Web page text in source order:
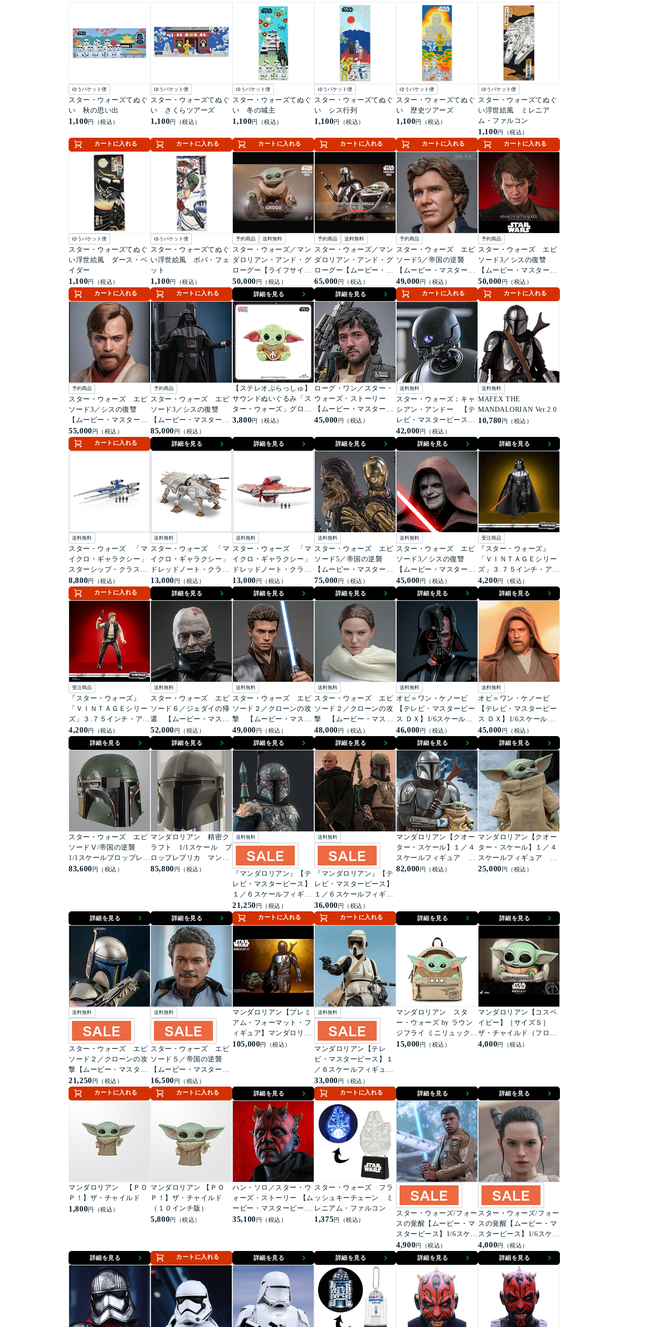
ゆうパケット便
スター・ウォーズてぬぐ
い 秋の思い出
1,100円（税込）
カートに入れる
ゆうパケット便
スター・ウォーズてぬぐ
い さくらツアーズ
1,100円（税込）
カートに入れる
ゆうパケット便
スター・ウォーズてぬぐ
い 冬の城主
1,100円（税込）
カートに入れる
ゆうパケット便
スター・ウォーズてぬぐ
い シス行列
1,100円（税込）
カートに入れる
ゆうパケット便
スター・ウォーズてぬぐ
い 歴史ツアーズ
1,100円（税込）
カートに入れる
ゆうパケット便
スター・ウォーズてぬぐ
い浮世絵風 ミレニア
ム・ファルコン
1,100円（税込）
カートに入れる
ゆうパケット便
スター・ウォーズてぬぐ
い浮世絵風 ダース・ベ
イダー
1,100円（税込）
カートに入れる
ゆうパケット便
スター・ウォーズてぬぐ
い浮世絵風 ボバ・フェ
ット
1,100円（税込）
カートに入れる
予約商品 送料無料
スター・ウォーズ／マン
ダロリアン・アンド・グ
ローグー【ライフサイ
ズ・マスターピース】1/1
スケールフィギュア グ
ローグー
50,000 円（税込）
詳細を見る
予約商品 送料無料
スター・ウォーズ／マン
ダロリアン・アンド・グ
ローグー【ムービー・マ
スターピース】1/6スケー
ルフィギュア マンダロ
リアン＆グローグー（デ
ラックス版）
65,000 円（税込）
詳細を見る
予約商品
スター・ウォーズ エピ
ソード5／帝国の逆襲
【ムービー・マスターピ
ース】1/6スケールフィギ
ュア 1/6スケールフィギ
ュア ハン・ソロ
49,000 円（税込）
カートに入れる
予約商品
スター・ウォーズ エピ
ソード3／シスの復讐
【ムービー・マスターピ
ース】1/6スケールフィギ
ュア アナキン・スカイ
ウォーカー（2.0版）
50,000 円（税込）
カートに入れる
予約商品
スター・ウォーズ エピ
ソード3／シスの復讐
【ムービー・マスターピ
ース】1/6スケールフィギ
ュア オビ＝ワン・ケノ
ービ（ムスタファー）
55,000 円（税込）
カートに入れる
予約商品
スター・ウォーズ エピ
ソード3／シスの復讐
【ムービー・マスターピ
ース】1/6スケールフィギ
ュア ダース・ベイダー
（デラックス版）
85,000 円（税込）
詳細を見る
【ステレオぷらっしゅ】
サウンドぬいぐるみ「ス
ター・ウォーズ」グロー
グー
3,800円（税込）
詳細を見る
ローグ・ワン／スター・
ウォーズ・ストーリー
【ムービー・マスターピ
ース】1/6スケールフィギ
ドー
45,000 円（税込）
詳細を見る
送料無料
スター・ウォーズ：キャ
シアン・アンドー 【テ
レビ・マスターピース】
1/6スケールフィギュア
K-2SO
42,000 円（税込）
詳細を見る
送料無料
MAFEX THE
MANDALORIAN Ver.2.0
10,780 円（税込）
詳細を見る
送料無料
スター・ウォーズ 「マ
イクロ・ギャラクシー」
スターシップ・クラス
反乱軍のUウイング
8,800円（税込）
カートに入れる
送料無料
スター・ウォーズ 「マ
イクロ・ギャラクシー」
ドレッドノート・クラ
ス AT-TE
13,000 円（税込）
詳細を見る
送料無料
スター・ウォーズ 「マ
イクロ・ギャラクシー」
ドレッドノート・クラ
ス アソーカ・タノのT-
6シャトル
13,000 円（税込）
詳細を見る
送料無料
スター・ウォーズ エピ
ソード5／帝国の逆襲
【ムービー・マスターピ
ース】1/6スケールフィギ
ュア チューバッカ＆C-
3PO（分解）
75,000 円（税込）
詳細を見る
送料無料
スター・ウォーズ エピ
ソード3／シスの復讐
【ムービー・マスターピ
ース】1/6スケールフィギ
ュア ダース・シディア
ス
45,000 円（税込）
詳細を見る
受注商品
『スター・ウォーズ』
「ＶＩＮＴＡＧＥシリー
ズ」３.７５インチ・アク
ションフィギュア ダー
ス・ベイダー（第２デ
ス・スター）［映画『エ
ピソード６／ジェダイの
帰還』４０周年］
4,200円（税込）
詳細を見る
受注商品
『スター・ウォーズ』
「ＶＩＮＴＡＧＥシリー
ズ」３.７５インチ・アク
ションフィギュア ハ
ン・ソロ［映画『エピソ
ード６／ジェダイの帰
還』４０周年］
4,200円（税込）
詳細を見る
送料無料
スター・ウォーズ エピ
ソード６／ジェダイの帰
還 【ムービー・マスタ
ーピース ＤＩＥＣＡＳ
Ｔ】１／６スケールフィ
ギュア ダース・ベイダ
52,000 円（税込）
詳細を見る
送料無料
スター・ウォーズ エピ
ソード２／クローンの攻
撃 【ムービー・マスタ
ーピース】１／６スケー
ルフィギュア アナキ
ン・スカイウォーカー
49,000 円（税込）
詳細を見る
送料無料
スター・ウォーズ エピ
ソード２／クローンの攻
撃 【ムービー・マスタ
ーピース】１／６スケー
ルフィギュア パドメ・
アミダラ
48,000 円（税込）
詳細を見る
送料無料
オビ＝ワン・ケノービ
【テレビ・マスターピー
ス ＤＸ】1/6スケールフ
ィギュア ダース・ベイ
ダー
46,000 円（税込）
詳細を見る
送料無料
オビ＝ワン・ケノービ
【テレビ・マスターピー
ス ＤＸ】1/6スケールフ
ィギュア オビ＝ワン・
ケノービ
45,000 円（税込）
詳細を見る
スター・ウォーズ エピ
ソードⅤ/帝国の逆襲
1/1スケールプロップレプ
リカ ボバ・フェット
83,600 円（税込）
詳細を見る
マンダロリアン 精密ク
ラフト 1/1スケール プ
ロップレプリカ マンダ
ロリアン
85,800 円（税込）
詳細を見る
送料無料
『マンダロリアン』【テ
レビ・マスターピース】
１／６スケールフィギュ
ア ボバ・フェット
21,250 円（税込）
カートに入れる
送料無料
『マンダロリアン』【テ
レビ・マスターピース】
１／６スケールフィギュ
ア ボバ・フェット（デ
ラックス版）＜２体セッ
ト＞
36,000 円（税込）
カートに入れる
マンダロリアン【クオー
ター・スケール】１／４
スケールフィギュア マ
ンダロリアン＆ザ・チャ
82,000 円（税込）
詳細を見る
マンダロリアン【クオー
ター・スケール】１／４
スケールフィギュア
ザ・チャイルド
25,000 円（税込）
詳細を見る
送料無料
スター・ウォーズ エピ
ソード２／クローンの攻
撃【ムービー・マスター
ピース】１／６スケール
フィギュア ジャンゴ・
フェット
21,250 円（税込）
カートに入れる
送料無料
スター・ウォーズ エピ
ソード５／帝国の逆襲
【ムービー・マスターピ
ース】１／６スケールフ
ィギュア ランド・カル
リジアン（『スター・ウ
帝国の逆襲』４０周年記
念版）
16,500 円（税込）
カートに入れる
マンダロリアン【プレミ
アム・フォーマット・フ
ィギュア】マンダロリア
ン
105,000円（税込）
詳細を見る
送料無料
マンダロリアン【テレ
ビ・マスターピース】１
／６スケールフィギュ
ア スカウト・トルーパ
ー＆スピーダー・バイク
33,000 円（税込）
カートに入れる
マンダロリアン スタ
ー・ウォーズ by ラウン
ジフライ ミニリュック
ザ・チャイルド
15,000 円（税込）
詳細を見る
マンダロリアン【コスベ
イビー】［サイズＳ］
ザ・チャイルド（フロー
ティング・ポッド版）
4,000円（税込）
詳細を見る
マンダロリアン 【ＰＯ
Ｐ！】ザ・チャイルド
1,800円（税込）
詳細を見る
マンダロリアン 【ＰＯ
Ｐ！】ザ・チャイルド
（１０インチ版）
5,800円（税込）
カートに入れる
ハン・ソロ／スター・ウ
ォーズ・ストーリー 【ム
ービー・マスターピース
DX】１／６スケールフ
35,100 円（税込）
詳細を見る
スター・ウォーズ フラ
ッシュキーチェーン ミ
レニアム・ファルコン
1,375円（税込）
詳細を見る
スター・ウォーズ/フォー
スの覚醒【ムービー・マ
スターピース】1/6スケー
ルフィギュア フィン＆フ
ァースト・オーダー スト
ームトルーパー（ライオ
ット・コントロール版）
＜2体セット＞
4,900円（税込）
詳細を見る
スター・ウォーズ/フォー
スの覚醒【ムービー・マ
スターピース】1/6スケー
ルフィギュア レイ＆BB-
8（2体セット）
4,000円（税込）
詳細を見る